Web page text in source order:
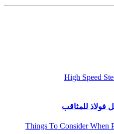
للمثاقب